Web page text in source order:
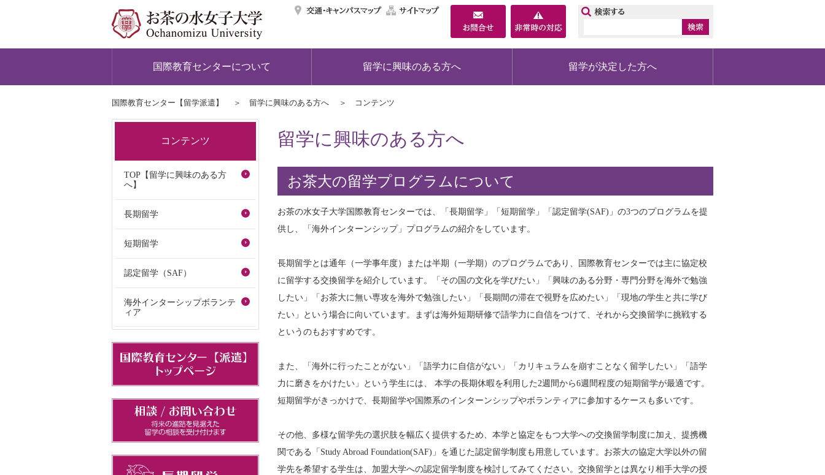
交通・キャンパスマップ
サイトマップ
国際教育センターについて 留学に興味のある方へ 留学が決定した方へ
国際教育センター【留学派遣】 留学に興味のある方へ コンテンツ
留学に興味のある方へ
お茶大の留学プログラムについて
お茶の水女子大学国際教育センターでは、「長期留学」「短期留学」「認定留学(SAF)」の3つのプログラムを提
供し、「海外インターンシップ」プログラムの紹介をしています。
長期留学とは通年（一学事年度）または半期（一学期）のプログラムであり、国際教育センターでは主に協定校
に留学する交換留学を紹介しています。「その国の文化を学びたい」「興味のある分野・専門分野を海外で勉強
したい」「お茶大に無い専攻を海外で勉強したい」「長期間の滞在で視野を広めたい」「現地の学生と共に学び
たい」という場合に向いています。まずは海外短期研修で語学力に自信をつけて、それから交換留学に挑戦する
というのもおすすめです。
また、「海外に行ったことがない」「語学力に自信がない」「カリキュラムを崩すことなく留学したい」「語学
力に磨きをかけたい」という学生には、 本学の長期休暇を利用した2週間から6週間程度の短期留学が最適です。
短期留学がきっかけで、長期留学や国際系のインターンシップやボランティアに参加するケースも多いです。
その他、多様な留学先の選択肢を幅広く提供するため、本学と協定をもつ大学への交換留学制度に加え、提携機
関である「Study Abroad Foundation(SAF)」を通じた認定留学制度も用意しています。お茶大の協定大学以外の留
学先を希望する学生は、加盟大学への認定留学制度を検討してみてください。交換留学とは異なり相手大学の授
コンテンツ
TOP【留学に興味のある方
へ】
長期留学
短期留学
認定留学（SAF）
海外インターシップボランテ
ィア